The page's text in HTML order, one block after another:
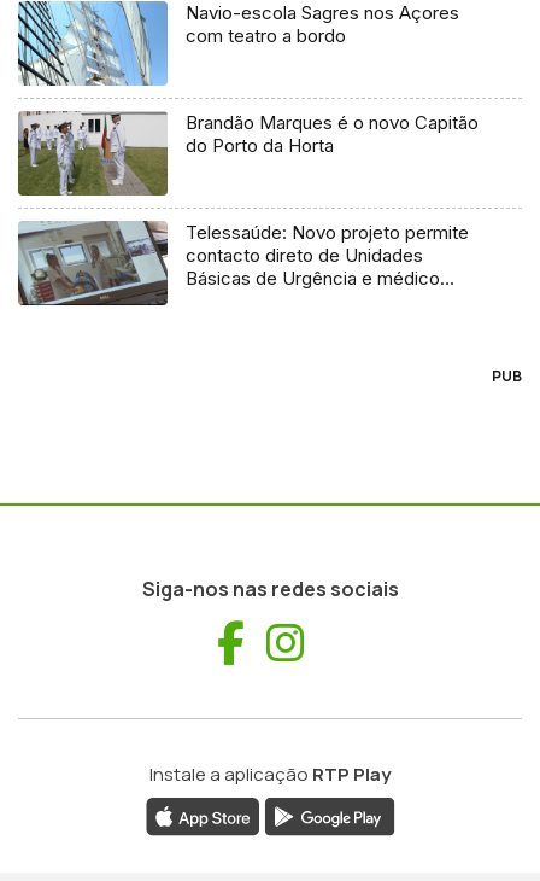
Navio-escola Sagres nos Açores
com teatro a bordo
Brandão Marques é o novo Capitão
do Porto da Horta
Telessaúde: Novo projeto permite
contacto direto de Unidades
Básicas de Urgência e médico
PUB
Siga-nos nas redes sociais
Facebook
Instale a aplicação RTP Play